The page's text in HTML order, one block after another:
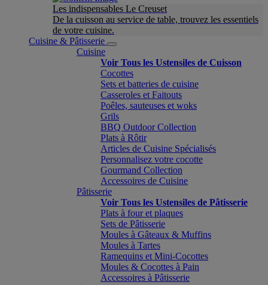
Les indispensables Le Creuset
De la cuisson au service de table, trouvez les essentiels
de votre cuisine.
Cuisine & Pâtisserie
Cuisine
Voir Tous les Ustensiles de Cuisson
Cocottes
Sets et batteries de cuisine
Casseroles et Faitouts
Poêles, sauteuses et woks
Grils
BBQ Outdoor Collection
Plats à Rôtir
Articles de Cuisine Spécialisés
Personnalisez votre cocotte
Gourmand Collection
Accessoires de Cuisine
Pâtisserie
Voir Tous les Ustensiles de Pâtisserie
Plats à four et plaques
Sets de Pâtisserie
Moules à Gâteaux & Muffins
Moules à Tartes
Ramequins et Mini-Cocottes
Moules & Cocottes à Pain
Accessoires à Pâtisserie